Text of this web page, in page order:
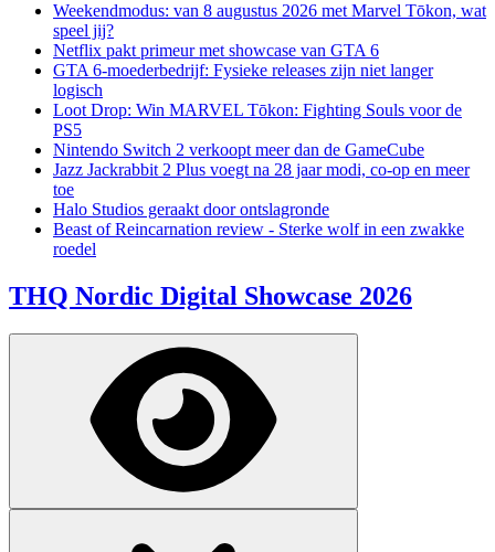
Weekendmodus: van 8 augustus 2026 met Marvel Tōkon, wat
speel jij?
Netflix pakt primeur met showcase van GTA 6
GTA 6-moederbedrijf: Fysieke releases zijn niet langer
logisch
Loot Drop: Win MARVEL Tōkon: Fighting Souls voor de
PS5
Nintendo Switch 2 verkoopt meer dan de GameCube
Jazz Jackrabbit 2 Plus voegt na 28 jaar modi, co-op en meer
toe
Halo Studios geraakt door ontslagronde
Beast of Reincarnation review - Sterke wolf in een zwakke
roedel
THQ Nordic Digital Showcase 2026